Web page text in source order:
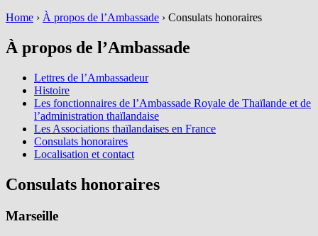
Home › À propos de l’Ambassade › Consulats honoraires
À propos de l’Ambassade
Lettres de l’Ambassadeur
Histoire
Les fonctionnaires de l’Ambassade Royale de Thaïlande et de
l’administration thaïlandaise
Les Associations thaïlandaises en France
Consulats honoraires
Localisation et contact
Consulats honoraires
Marseille